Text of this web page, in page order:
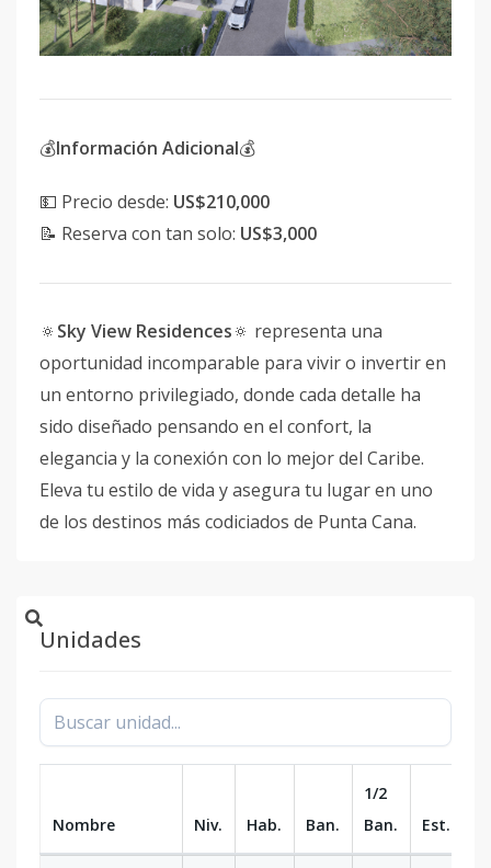
💰Información Adicional💰
💵 Precio desde: US$210,000
📝 Reserva con tan solo: US$3,000
🔅 Sky View Residences🔅 representa una
oportunidad incomparable para vivir o invertir en
un entorno privilegiado, donde cada detalle ha
sido diseñado pensando en el confort, la
elegancia y la conexión con lo mejor del Caribe.
Eleva tu estilo de vida y asegura tu lugar en uno
de los destinos más codiciados de Punta Cana.
Unidades
Nombre Niv. Hab. Ban.
1/2
Ban.
Est.